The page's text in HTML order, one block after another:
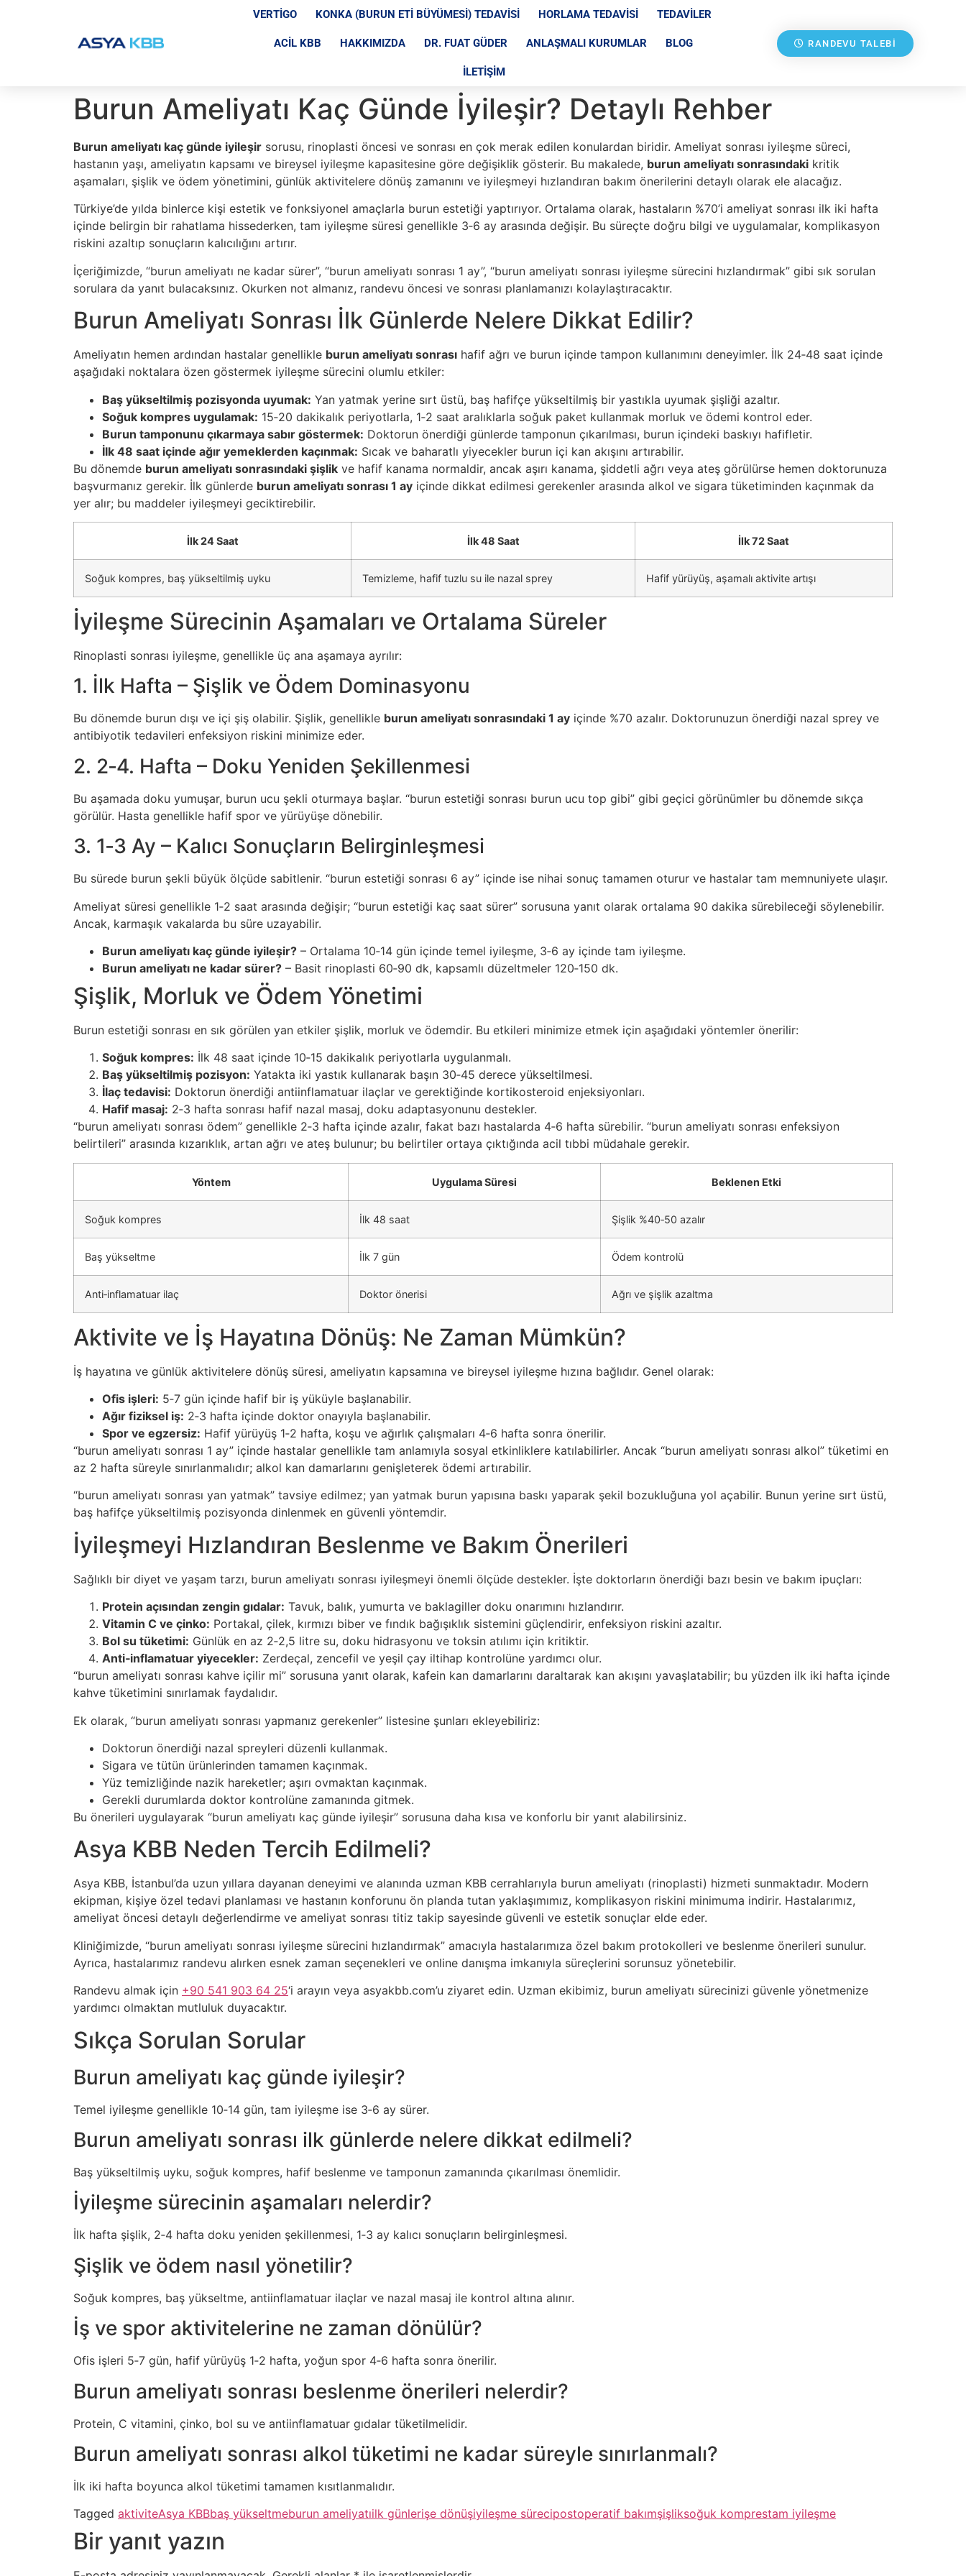
VERTIGO KONKA (BURUN ETI BÜYÜMESI) TEDAVISI HORLAMA TEDAVISI TEDAVILER
ACIL KBB HAKKIMIZDA DR. FUAT GÜDER ANLAŞMALI KURUMLAR BLOG
İLETIŞIM
RANDEVU TALEBI
Burun Ameliyatı Kaç Günde İyileşir? Detaylı Rehber
Burun ameliyatı kaç günde iyileşir sorusu, rinoplasti öncesi ve sonrası en çok merak edilen konulardan biridir. Ameliyat sonrası iyileşme süreci,
hastanın yaşı, ameliyatın kapsamı ve bireysel iyileşme kapasitesine göre değişiklik gösterir. Bu makalede, burun ameliyatı sonrasındaki kritik
aşamaları, şişlik ve ödem yönetimini, günlük aktivitelere dönüş zamanını ve iyileşmeyi hızlandıran bakım önerilerini detaylı olarak ele alacağız.
Türkiye’de yılda binlerce kişi estetik ve fonksiyonel amaçlarla burun estetiği yaptırıyor. Ortalama olarak, hastaların %70’i ameliyat sonrası ilk iki hafta
içinde belirgin bir rahatlama hissederken, tam iyileşme süresi genellikle 3‑6 ay arasında değişir. Bu süreçte doğru bilgi ve uygulamalar, komplikasyon
riskini azaltıp sonuçların kalıcılığını artırır.
İçeriğimizde, “burun ameliyatı ne kadar sürer”, “burun ameliyatı sonrası 1 ay”, “burun ameliyatı sonrası iyileşme sürecini hızlandırmak” gibi sık sorulan
sorulara da yanıt bulacaksınız. Okurken not almanız, randevu öncesi ve sonrası planlamanızı kolaylaştıracaktır.
Burun Ameliyatı Sonrası İlk Günlerde Nelere Dikkat Edilir?
Ameliyatın hemen ardından hastalar genellikle burun ameliyatı sonrası hafif ağrı ve burun içinde tampon kullanımını deneyimler. İlk 24‑48 saat içinde
aşağıdaki noktalara özen göstermek iyileşme sürecini olumlu etkiler:
Baş yükseltilmiş pozisyonda uyumak: Yan yatmak yerine sırt üstü, baş hafifçe yükseltilmiş bir yastıkla uyumak şişliği azaltır.
Soğuk kompres uygulamak: 15‑20 dakikalık periyotlarla, 1‑2 saat aralıklarla soğuk paket kullanmak morluk ve ödemi kontrol eder.
Burun tamponunu çıkarmaya sabır göstermek: Doktorun önerdiği günlerde tamponun çıkarılması, burun içindeki baskıyı hafifletir.
İlk 48 saat içinde ağır yemeklerden kaçınmak: Sıcak ve baharatlı yiyecekler burun içi kan akışını artırabilir.
Bu dönemde burun ameliyatı sonrasındaki şişlik ve hafif kanama normaldir, ancak aşırı kanama, şiddetli ağrı veya ateş görülürse hemen doktorunuza
başvurmanız gerekir. İlk günlerde burun ameliyatı sonrası 1 ay içinde dikkat edilmesi gerekenler arasında alkol ve sigara tüketiminden kaçınmak da
yer alır; bu maddeler iyileşmeyi geciktirebilir.
İlk 24 Saat İlk 48 Saat İlk 72 Saat
Soğuk kompres, baş yükseltilmiş uyku Temizleme, hafif tuzlu su ile nazal sprey Hafif yürüyüş, aşamalı aktivite artışı
İyileşme Sürecinin Aşamaları ve Ortalama Süreler
Rinoplasti sonrası iyileşme, genellikle üç ana aşamaya ayrılır:
1. İlk Hafta – Şişlik ve Ödem Dominasyonu
Bu dönemde burun dışı ve içi şiş olabilir. Şişlik, genellikle burun ameliyatı sonrasındaki 1 ay içinde %70 azalır. Doktorunuzun önerdiği nazal sprey ve
antibiyotik tedavileri enfeksiyon riskini minimize eder.
2. 2‑4. Hafta – Doku Yeniden Şekillenmesi
Bu aşamada doku yumuşar, burun ucu şekli oturmaya başlar. “burun estetiği sonrası burun ucu top gibi” gibi geçici görünümler bu dönemde sıkça
görülür. Hasta genellikle hafif spor ve yürüyüşe dönebilir.
3. 1‑3 Ay – Kalıcı Sonuçların Belirginleşmesi
Bu sürede burun şekli büyük ölçüde sabitlenir. “burun estetiği sonrası 6 ay” içinde ise nihai sonuç tamamen oturur ve hastalar tam memnuniyete ulaşır.
Ameliyat süresi genellikle 1‑2 saat arasında değişir; “burun estetiği kaç saat sürer” sorusuna yanıt olarak ortalama 90 dakika sürebileceği söylenebilir.
Ancak, karmaşık vakalarda bu süre uzayabilir.
Burun ameliyatı kaç günde iyileşir? – Ortalama 10‑14 gün içinde temel iyileşme, 3‑6 ay içinde tam iyileşme.
Burun ameliyatı ne kadar sürer? – Basit rinoplasti 60‑90 dk, kapsamlı düzeltmeler 120‑150 dk.
Şişlik, Morluk ve Ödem Yönetimi
Burun estetiği sonrası en sık görülen yan etkiler şişlik, morluk ve ödemdir. Bu etkileri minimize etmek için aşağıdaki yöntemler önerilir:
Soğuk kompres: İlk 48 saat içinde 10‑15 dakikalık periyotlarla uygulanmalı.
Baş yükseltilmiş pozisyon: Yatakta iki yastık kullanarak başın 30‑45 derece yükseltilmesi.
İlaç tedavisi: Doktorun önerdiği antiinflamatuar ilaçlar ve gerektiğinde kortikosteroid enjeksiyonları.
Hafif masaj: 2‑3 hafta sonrası hafif nazal masaj, doku adaptasyonunu destekler.
“burun ameliyatı sonrası ödem” genellikle 2‑3 hafta içinde azalır, fakat bazı hastalarda 4‑6 hafta sürebilir. “burun ameliyatı sonrası enfeksiyon
belirtileri” arasında kızarıklık, artan ağrı ve ateş bulunur; bu belirtiler ortaya çıktığında acil tıbbi müdahale gerekir.
Yöntem Uygulama Süresi Beklenen Etki
Soğuk kompres İlk 48 saat Şişlik %40‑50 azalır
Baş yükseltme İlk 7 gün Ödem kontrolü
Anti‑inflamatuar ilaç Doktor önerisi Ağrı ve şişlik azaltma
Aktivite ve İş Hayatına Dönüş: Ne Zaman Mümkün?
İş hayatına ve günlük aktivitelere dönüş süresi, ameliyatın kapsamına ve bireysel iyileşme hızına bağlıdır. Genel olarak:
Ofis işleri: 5‑7 gün içinde hafif bir iş yüküyle başlanabilir.
Ağır fiziksel iş: 2‑3 hafta içinde doktor onayıyla başlanabilir.
Spor ve egzersiz: Hafif yürüyüş 1‑2 hafta, koşu ve ağırlık çalışmaları 4‑6 hafta sonra önerilir.
“burun ameliyatı sonrası 1 ay” içinde hastalar genellikle tam anlamıyla sosyal etkinliklere katılabilirler. Ancak “burun ameliyatı sonrası alkol” tüketimi en
az 2 hafta süreyle sınırlanmalıdır; alkol kan damarlarını genişleterek ödemi artırabilir.
“burun ameliyatı sonrası yan yatmak” tavsiye edilmez; yan yatmak burun yapısına baskı yaparak şekil bozukluğuna yol açabilir. Bunun yerine sırt üstü,
baş hafifçe yükseltilmiş pozisyonda dinlenmek en güvenli yöntemdir.
İyileşmeyi Hızlandıran Beslenme ve Bakım Önerileri
Sağlıklı bir diyet ve yaşam tarzı, burun ameliyatı sonrası iyileşmeyi önemli ölçüde destekler. İşte doktorların önerdiği bazı besin ve bakım ipuçları:
Protein açısından zengin gıdalar: Tavuk, balık, yumurta ve baklagiller doku onarımını hızlandırır.
Vitamin C ve çinko: Portakal, çilek, kırmızı biber ve fındık bağışıklık sistemini güçlendirir, enfeksiyon riskini azaltır.
Bol su tüketimi: Günlük en az 2‑2,5 litre su, doku hidrasyonu ve toksin atılımı için kritiktir.
Anti‑inflamatuar yiyecekler: Zerdeçal, zencefil ve yeşil çay iltihap kontrolüne yardımcı olur.
“burun ameliyatı sonrası kahve içilir mi” sorusuna yanıt olarak, kafein kan damarlarını daraltarak kan akışını yavaşlatabilir; bu yüzden ilk iki hafta içinde
kahve tüketimini sınırlamak faydalıdır.
Ek olarak, “burun ameliyatı sonrası yapmanız gerekenler” listesine şunları ekleyebiliriz:
Doktorun önerdiği nazal spreyleri düzenli kullanmak.
Sigara ve tütün ürünlerinden tamamen kaçınmak.
Yüz temizliğinde nazik hareketler; aşırı ovmaktan kaçınmak.
Gerekli durumlarda doktor kontrolüne zamanında gitmek.
Bu önerileri uygulayarak “burun ameliyatı kaç günde iyileşir” sorusuna daha kısa ve konforlu bir yanıt alabilirsiniz.
Asya KBB Neden Tercih Edilmeli?
Asya KBB, İstanbul’da uzun yıllara dayanan deneyimi ve alanında uzman KBB cerrahlarıyla burun ameliyatı (rinoplasti) hizmeti sunmaktadır. Modern
ekipman, kişiye özel tedavi planlaması ve hastanın konforunu ön planda tutan yaklaşımımız, komplikasyon riskini minimuma indirir. Hastalarımız,
ameliyat öncesi detaylı değerlendirme ve ameliyat sonrası titiz takip sayesinde güvenli ve estetik sonuçlar elde eder.
Kliniğimizde, “burun ameliyatı sonrası iyileşme sürecini hızlandırmak” amacıyla hastalarımıza özel bakım protokolleri ve beslenme önerileri sunulur.
Ayrıca, hastalarımız randevu alırken esnek zaman seçenekleri ve online danışma imkanıyla süreçlerini sorunsuz yönetebilir.
Randevu almak için +90 541 903 64 25‘i arayın veya asyakbb.com’u ziyaret edin. Uzman ekibimiz, burun ameliyatı sürecinizi güvenle yönetmenize
yardımcı olmaktan mutluluk duyacaktır.
Sıkça Sorulan Sorular
Burun ameliyatı kaç günde iyileşir?
Temel iyileşme genellikle 10‑14 gün, tam iyileşme ise 3‑6 ay sürer.
Burun ameliyatı sonrası ilk günlerde nelere dikkat edilmeli?
Baş yükseltilmiş uyku, soğuk kompres, hafif beslenme ve tamponun zamanında çıkarılması önemlidir.
İyileşme sürecinin aşamaları nelerdir?
İlk hafta şişlik, 2‑4 hafta doku yeniden şekillenmesi, 1‑3 ay kalıcı sonuçların belirginleşmesi.
Şişlik ve ödem nasıl yönetilir?
Soğuk kompres, baş yükseltme, antiinflamatuar ilaçlar ve nazal masaj ile kontrol altına alınır.
İş ve spor aktivitelerine ne zaman dönülür?
Ofis işleri 5‑7 gün, hafif yürüyüş 1‑2 hafta, yoğun spor 4‑6 hafta sonra önerilir.
Burun ameliyatı sonrası beslenme önerileri nelerdir?
Protein, C vitamini, çinko, bol su ve antiinflamatuar gıdalar tüketilmelidir.
Burun ameliyatı sonrası alkol tüketimi ne kadar süreyle sınırlanmalı?
İlk iki hafta boyunca alkol tüketimi tamamen kısıtlanmalıdır.
Tagged aktiviteAsya KBBbaş yükseltmeburun ameliyatıilk günlerişe dönüşiyileşme sürecipostoperatif bakımşişliksoğuk komprestam iyileşme
Bir yanıt yazın